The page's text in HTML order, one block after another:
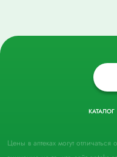
КАТАЛОГ
Цены в аптеках могут